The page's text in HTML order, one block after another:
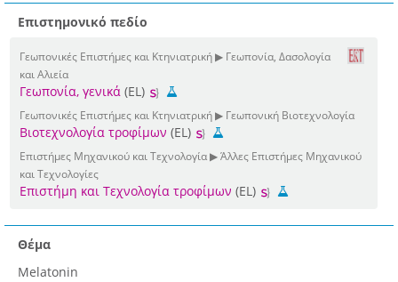
Επιστημονικό πεδίο
Γεωπονικές Επιστήμες και Κτηνιατρική ▶ Γεωπονία, Δασολογία
και Αλιεία
Γεωπονία, γενικά (EL)
Γεωπονικές Επιστήμες και Κτηνιατρική ▶ Γεωπονική Βιοτεχνολογία
Βιοτεχνολογία τροφίμων (EL)
Επιστήμες Μηχανικού και Τεχνολογία ▶ Άλλες Επιστήμες Μηχανικού
και Τεχνολογίες
Επιστήμη και Τεχνολογία τροφίμων (EL)
Θέμα
Melatonin